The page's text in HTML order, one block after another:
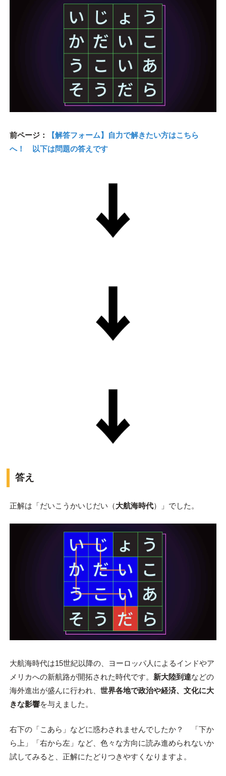
前ページ：
【解答フォーム】自力で解きたい方はこちら
へ！ 以下は問題の答えです
答え
正解は「だいこうかいじだい（大航海時代）」でした。
大航海時代は15世紀以降の、ヨーロッパ人によるインドやア
メリカへの新航路が開拓された時代です。 新大陸到達などの
海外進出が盛んに行われ、 世界各地で政治や経済、文化に大
きな影響を与えました。
右下の「こあら」などに惑わされませんでしたか？ 「下か
ら上」「右から左」など、色々な方向に読み進められないか
試してみると、正解にたどりつきやすくなりますよ。